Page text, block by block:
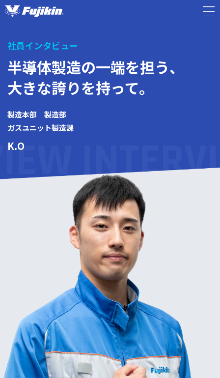
キャリア採用TOP
人を知る PERSON
企業情報 INFORMATION
採用情報
募集職種一覧/ENTRY
コーポレートサイト
障がい者採用
社員インタビュー
半導体製造の一端を担う、
大きな誇りを持って。
製造本部 製造部
ガスユニット製造課
K.O